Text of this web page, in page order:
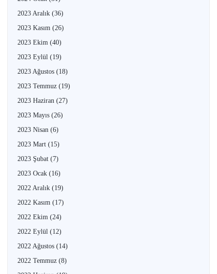
2023 Aralık (36)
2023 Kasım (26)
2023 Ekim (40)
2023 Eylül (19)
2023 Ağustos (18)
2023 Temmuz (19)
2023 Haziran (27)
2023 Mayıs (26)
2023 Nisan (6)
2023 Mart (15)
2023 Şubat (7)
2023 Ocak (16)
2022 Aralık (19)
2022 Kasım (17)
2022 Ekim (24)
2022 Eylül (12)
2022 Ağustos (14)
2022 Temmuz (8)